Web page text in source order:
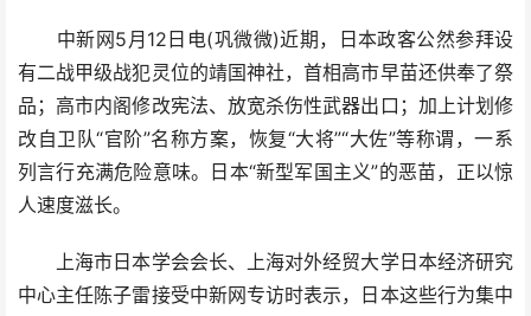
中新网5月12日电(巩微微)近期，日本政客公然参拜设
有二战甲级战犯灵位的靖国神社，首相高市早苗还供奉了祭
品；高市内阁修改宪法、放宽杀伤性武器出口；加上计划修
改自卫队“官阶”名称方案，恢复“大将”“大佐”等称谓，一系
列言行充满危险意味。日本“新型军国主义”的恶苗，正以惊
人速度滋长。
上海市日本学会会长、上海对外经贸大学日本经济研究
中心主任陈子雷接受中新网专访时表示，日本这些行为集中
日本如何一步步挣脱战后束缚？
专家：警惕“新型军国主